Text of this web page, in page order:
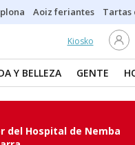
Aoiz feriantes Tartas
Kiosko
Y BELLEZA GENTE
del Hospital de Nemba